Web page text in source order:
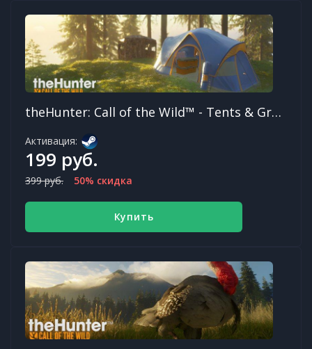
theHunter: Call of the Wild™ - Tents & Ground Blinds DLC
Активация:
199 руб.
399 руб. 50% скидка
Купить